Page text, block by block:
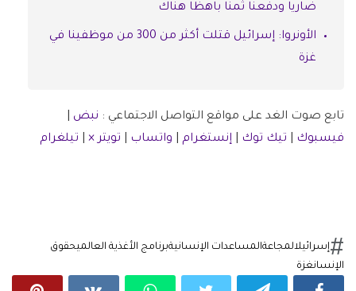
ضاريا ودفعنا ثمنا باهظا هناك
الأونروا: إسرائيل قتلت أكثر من 300 من موظفينا في
غزة
تابع صوت الغد على مواقع التواصل الاجتماعي : نبض
فيسبوك
تيك توك إنستغرام واتساب تويتر × تيلغرام
إسرائيلالمجاعةالمساعدات الإنسانيةبرنامج الأغذية العالميحقوق
الإنسانغزة